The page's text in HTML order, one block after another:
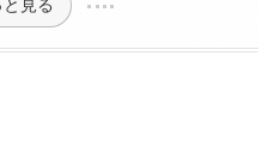
と見る